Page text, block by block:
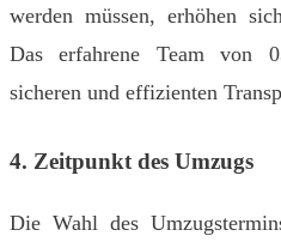
werden müssen, erhöhen
Das erfahrene Team von
sicheren und effizienten
4. Zeitpunkt des Umzugs
Die Wahl des